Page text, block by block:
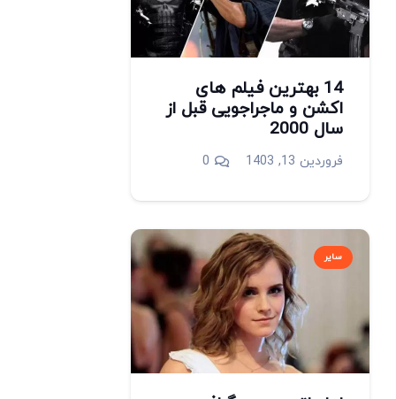
14 بهترین فیلم های
اکشن و ماجراجویی قبل از
سال 2000
فروردین 13, 1403 0
سایر